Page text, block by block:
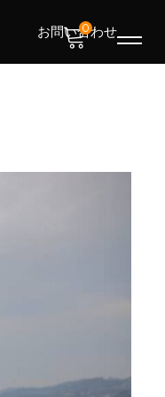
お問い合わせ
0